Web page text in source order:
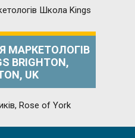
МАРКЕТОЛОГІВ
BRIGHTON,
UK